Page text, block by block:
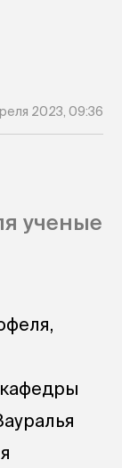
2023, 09:36
ученые